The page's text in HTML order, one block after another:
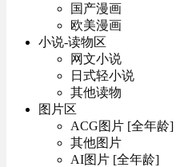
国产漫画
欧美漫画
小说-读物区
网文小说
日式轻小说
其他读物
图片区
ACG图片 [全年龄]
其他图片
AI图片 [全年龄]